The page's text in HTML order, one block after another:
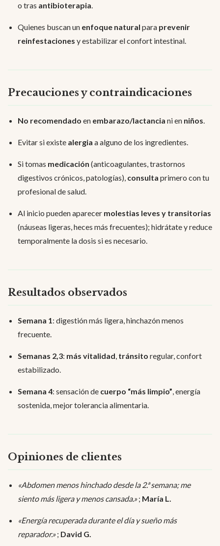
o tras antibioterapia.
Quienes buscan un enfoque natural para prevenir
reinfestaciones y estabilizar el confort intestinal.
Precauciones y contraindicaciones
No recomendado en embarazo/lactancia ni en niños.
Evitar si existe alergia a alguno de los ingredientes.
Si tomas medicación (anticoagulantes, trastornos
digestivos crónicos, patologías), consulta primero con tu
profesional de salud.
Al inicio pueden aparecer molestias leves y transitorias
(náuseas ligeras, heces más frecuentes); hidrátate y reduce
temporalmente la dosis si es necesario.
Resultados observados
Semana 1: digestión más ligera, hinchazón menos
frecuente.
Semanas 2,3: más vitalidad, tránsito regular, confort
estabilizado.
Semana 4: sensación de cuerpo “más limpio”, energía
sostenida, mejor tolerancia alimentaria.
Opiniones de clientes
«Abdomen menos hinchado desde la 2.ª semana; me
siento más ligera y menos cansada.»; María L.
«Energía recuperada durante el día y sueño más
reparador.»; David G.